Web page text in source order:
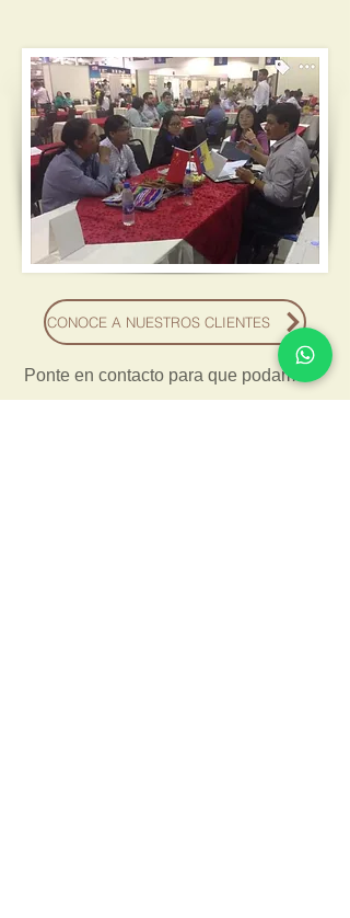
CONOCE A NUESTROS CLIENTES
Ponte en contacto para que podamos
asesorarte.